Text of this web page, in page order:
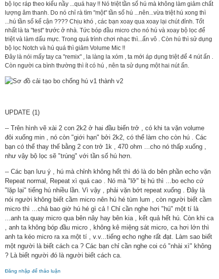
bộ lọc ráp theo kiểu nầy ...quá hay !! Nó triệt tần số hú mà không làm giảm chất
lượng âm thanh. Do nó chỉ rà tìm "một" tần số hú ...nên...vừa triệt hú xong thì
...hú tần số kế cận ???? Chịu khó , các bạn xoay qua xoay lại chút đỉnh. Tốt
nhất là ta "test" trước ở nhà. Tức bóp đầu micro cho nó hú và xoay bộ lọc để
triệt và làm dấu mực. Trong quá trình chơi nhạc thì...ấn vô . Còn hú thì sử dụng
bộ lọc Notch và hú quá thì giảm Volume Mic !!
Đây là nói mấy tay ca "remix" , la làng la xóm , ta mới áp dụng triệt để 4 nút ấn .
Còn người ca bình thường thì ít có hú , nên ta sử dụng một hai nút ấn.
UPDATE (1)
-- Trên hình vẽ xài 2 con 2k2 ở hai đầu biến trở , có khi ta vặn volume
đôi xuống min , nó còn "giới hạn" bởi 2k2, có thể làm cho còn hú . Các
bạn có thể thay thế bằng 2 con trở 1k , 470 ohm ...cho nó thấp xuống ,
như vậy bộ lọc sẽ "trúng" với tần số hú hơn.
-- Các bạn lưu ý , hú mà chỉnh không hết thì đó là do bên phần echo vặn
Repeat normal, Repeat xì quá cao . Nó mà "lỡ" bị hú thì ...bo echo cứ
"lặp lại" tiếng hú nhiều lần. Vì vậy , phải vặn bớt repeat xuống . Đây là
nói người không biết cầm micro nên hú hé tùm lum , còn người biết cầm
micro thì ...chả bao giờ hú hé gì cả ! Chỉ cần nghe hơi "hú" một tí là
...anh ta quay micro qua bên nây hay bên kia , kết quả hết hú. Còn khi ca
, anh ta không bóp đầu micro , không kê miệng sát micro, ca hơi lớn thì
anh ta kéo micro ra xa một tí , v.v...tiếng echo nghe rất đạt. Làm sao biết
một người là biết cách ca ? Các bạn chỉ cần nghe coi có "nhài xì" không
? Là biết người đó là người biết cách ca.
Đăng nhập để thảo luận